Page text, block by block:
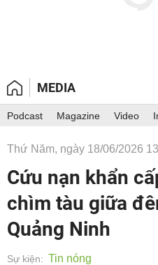
MEDIA
Podcast Magazine Video
Thứ Năm, ngày 18/06/2026
Cứu nạn khẩn
chìm tàu giữa
Quảng Ninh
Sự kiện: Tin nóng